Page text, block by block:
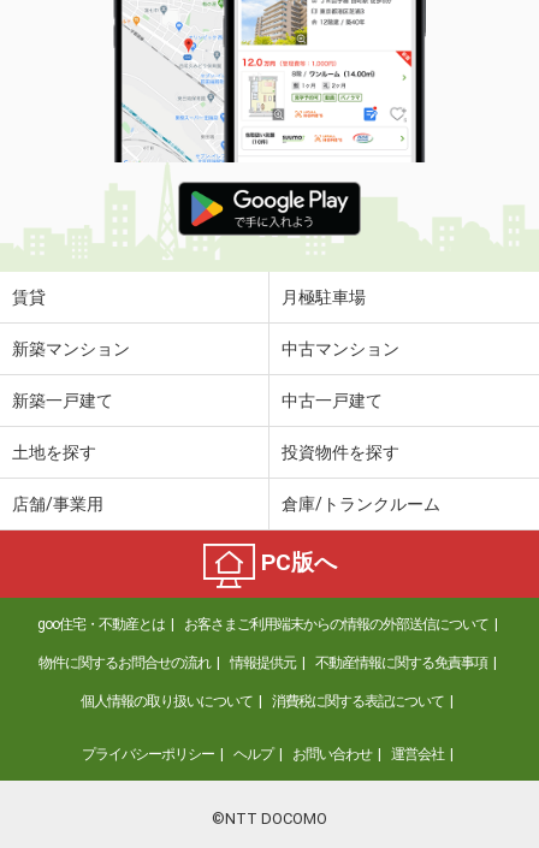
賃貸 月極駐車場
新築マンション 中古マンション
新築一戸建て 中古一戸建て
土地を探す 投資物件を探す
店舗/事業用 倉庫/トランクルーム
PC版へ
goo住宅・不動産とは お客さまご利用端末からの情報の外部送信について
物件に関するお問合せの流れ 情報提供元 不動産情報に関する免責事項
個人情報の取り扱いについて 消費税に関する表記について
プライバシーポリシー ヘルプ お問い合わせ 運営会社
©NTT DOCOMO